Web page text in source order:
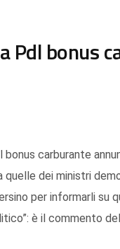
Pdl bonus
carburante
dei ministri
per informarli su
è il commento